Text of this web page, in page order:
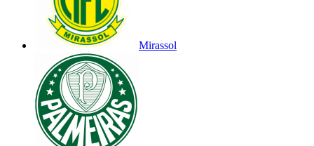
Mirassol